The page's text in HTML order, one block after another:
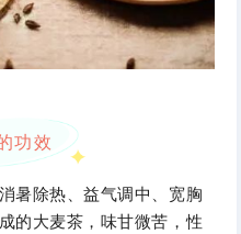
功效
暑除热、益气调中、宽胸
的大麦茶，味甘微苦，性